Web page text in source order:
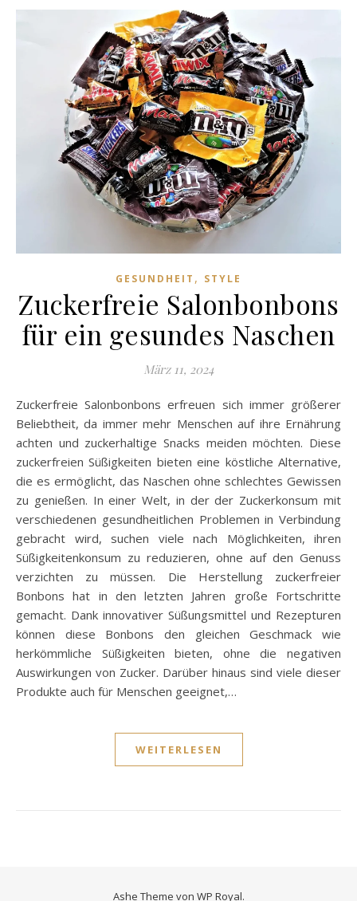
GESUNDHEIT , STYLE
Zuckerfreie Salonbonbons
für ein gesundes Naschen
März 11, 2024
Zuckerfreie Salonbonbons erfreuen sich immer größerer
Beliebtheit, da immer mehr Menschen auf ihre Ernährung
achten und zuckerhaltige Snacks meiden möchten. Diese
zuckerfreien Süßigkeiten bieten eine köstliche Alternative,
die es ermöglicht, das Naschen ohne schlechtes Gewissen
zu genießen. In einer Welt, in der der Zuckerkonsum mit
verschiedenen gesundheitlichen Problemen in Verbindung
gebracht wird, suchen viele nach Möglichkeiten, ihren
Süßigkeitenkonsum zu reduzieren, ohne auf den Genuss
verzichten zu müssen. Die Herstellung zuckerfreier
Bonbons hat in den letzten Jahren große Fortschritte
gemacht. Dank innovativer Süßungsmittel und Rezepturen
können diese Bonbons den gleichen Geschmack wie
herkömmliche Süßigkeiten bieten, ohne die negativen
Auswirkungen von Zucker. Darüber hinaus sind viele dieser
Produkte auch für Menschen geeignet,…
WEITERLESEN
Ashe Theme von WP Royal.